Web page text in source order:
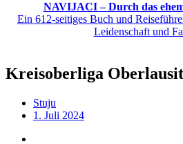
NAVIJACI – Durch das
Ein 612-seitiges Buch und
Leidenschaft und
Kreisoberliga
Stuju
1. Juli 2024